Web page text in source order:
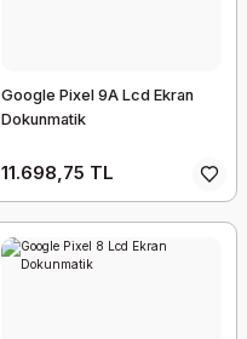
Google Pixel 9A Lcd Ekran
Dokunmatik
11.698,75 TL